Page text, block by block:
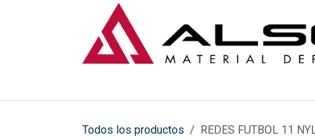
Todos los productos REDES FUTBOL 11